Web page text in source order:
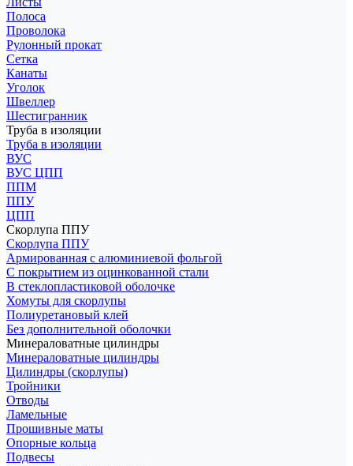
Полоса
Проволока
Рулонный прокат
Сетка
Канаты
Уголок
Швеллер
Шестигранник
Труба в изоляции
Труба в изоляции
ВУС
ВУС ЦПП
ППМ
ППУ
ЦПП
Скорлупа ППУ
Скорлупа ППУ
Армированная с алюминиевой фольгой
С покрытием из оцинкованной стали
В стеклопластиковой оболочке
Хомуты для скорлупы
Полиуретановый клей
Без дополнительной оболочки
Минераловатные цилиндры
Минераловатные цилиндры
Цилиндры (скорлупы)
Тройники
Отводы
Ламельные
Прошивные маты
Опорные кольца
Подвесы